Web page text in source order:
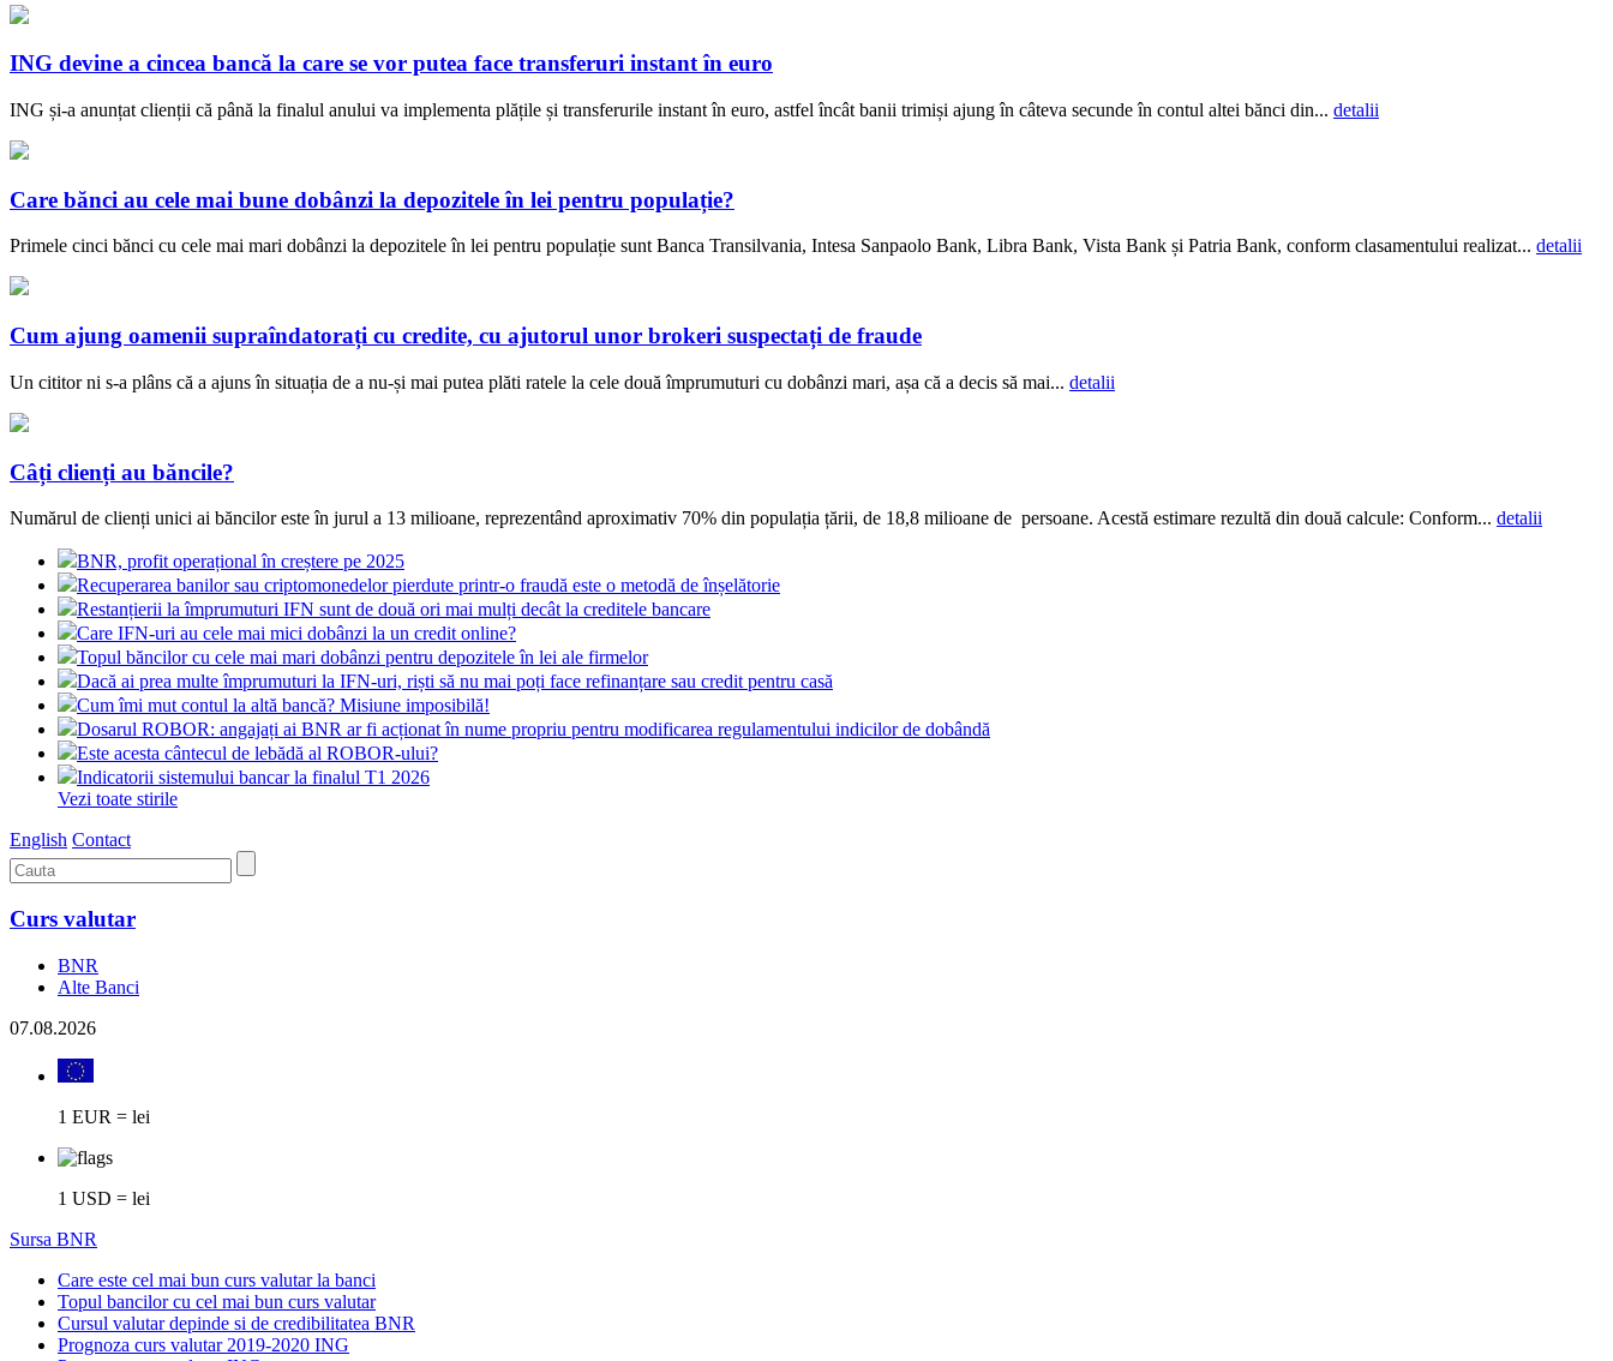
ING devine a cincea bancă la care se vor putea face transferuri instant în euro
ING și-a anunțat clienții că până la finalul anului va implementa plățile și transferurile instant în euro, astfel încât banii trimiși ajung în câteva secunde în contul altei bănci din... detalii
Care bănci au cele mai bune dobânzi la depozitele în lei pentru populație?
Primele cinci bănci cu cele mai mari dobânzi la depozitele în lei pentru populație sunt Banca Transilvania, Intesa Sanpaolo Bank, Libra Bank, Vista Bank și Patria Bank, conform clasamentului realizat... detalii
Cum ajung oamenii supraîndatorați cu credite, cu ajutorul unor brokeri suspectați de fraude
Un cititor ni s-a plâns că a ajuns în situația de a nu-și mai putea plăti ratele la cele două împrumuturi cu dobânzi mari, așa că a decis să mai... detalii
Câți clienți au băncile?
Numărul de clienți unici ai băncilor este în jurul a 13 milioane, reprezentând aproximativ 70% din populația țării, de 18,8 milioane de persoane. Acestă estimare rezultă din două calcule: Conform... detalii
BNR, profit operațional în creștere pe 2025
Recuperarea banilor sau criptomonedelor pierdute printr-o fraudă este o metodă de înșelătorie
Restanțierii la împrumuturi IFN sunt de două ori mai mulți decât la creditele bancare
Care IFN-uri au cele mai mici dobânzi la un credit online?
Topul băncilor cu cele mai mari dobânzi pentru depozitele în lei ale firmelor
Dacă ai prea multe împrumuturi la IFN-uri, riști să nu mai poți face refinanțare sau credit pentru casă
Cum îmi mut contul la altă bancă? Misiune imposibilă!
Dosarul ROBOR: angajați ai BNR ar fi acționat în nume propriu pentru modificarea regulamentului indicilor de dobândă
Este acesta cântecul de lebădă al ROBOR-ului?
Indicatorii sistemului bancar la finalul T1 2026
Vezi toate stirile
English Contact
Curs valutar
BNR
Alte Banci
07.08.2026
1 EUR = lei
1 USD = lei
Sursa BNR
Care este cel mai bun curs valutar la banci
Topul bancilor cu cel mai bun curs valutar
Cursul valutar depinde si de credibilitatea BNR
Prognoza curs valutar 2019-2020 ING